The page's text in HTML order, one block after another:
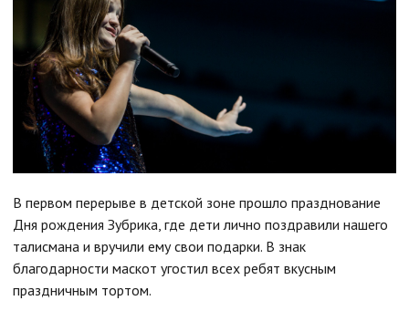
В первом перерыве в детской зоне прошло празднование
Дня рождения Зубрика, где дети лично поздравили нашего
талисмана и вручили ему свои подарки. В знак
благодарности маскот угостил всех ребят вкусным
праздничным тортом.